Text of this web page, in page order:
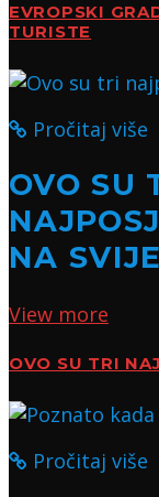
EVROPSKI
TURISTE
Pročitaj više
OVO SU
NA
View more
OVO SU TRI
Pročitaj više